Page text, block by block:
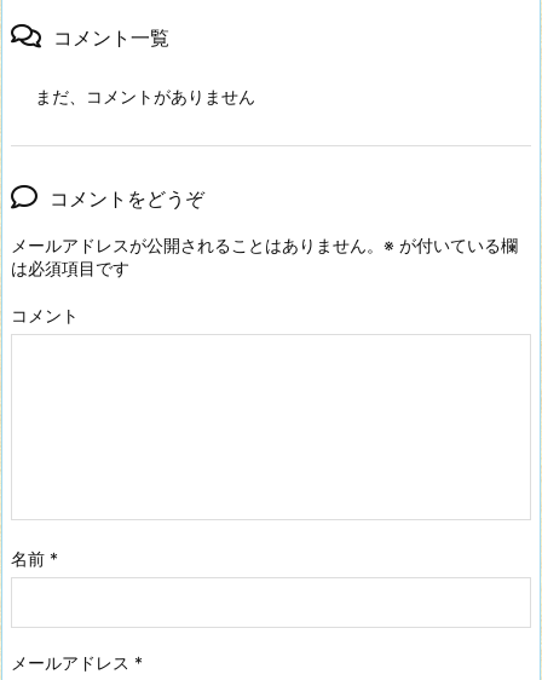
コメント一覧
まだ、コメントがありません
コメントをどうぞ
メールアドレスが公開されることはありません。 ※ が付いている欄
は必須項目です
コメント
名前 *
メールアドレス *